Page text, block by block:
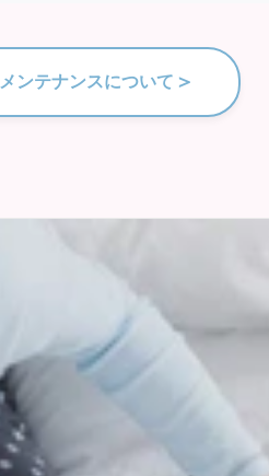
ンテナンスについて ＞